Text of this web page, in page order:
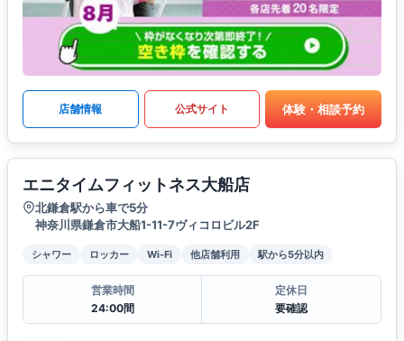
店舗情報 公式サイト 体験・相談予約
エニタイムフィットネス大船店
北鎌倉駅から車で5分
神奈川県鎌倉市大船1-11-7ヴィコロビル2F
シャワー ロッカー Wi-Fi 他店舗利用 駅から5分以内
営業時間
24:00間
定休日
要確認